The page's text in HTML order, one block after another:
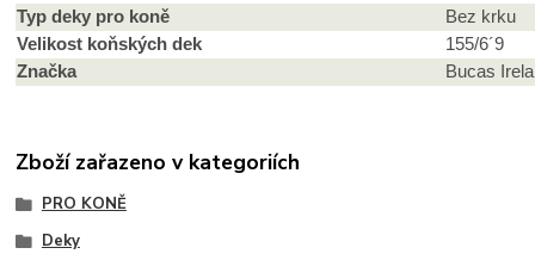
Typ deky pro koně
Bez krku
Velikost koňských dek
155/6´9
Značka
Bucas
Zboží zařazeno v kategoriích
PRO KONĚ
Deky